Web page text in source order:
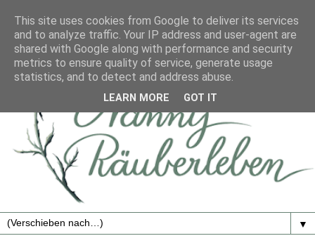
▼
This site uses cookies from Google to deliver its services
and to analyze traffic. Your IP address and user-agent are
shared with Google along with performance and security
metrics to ensure quality of service, generate usage
statistics, and to detect and address abuse.
LEARN MORE GOT IT